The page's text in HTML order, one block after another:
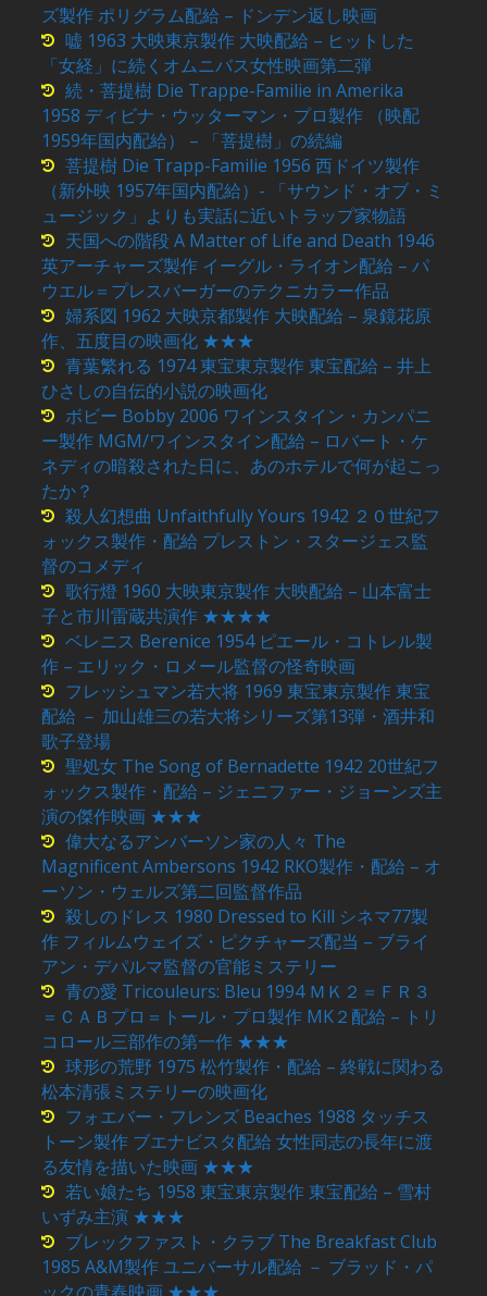
ズ製作 ポリグラム配給 – ドンデン返し映画
嘘 1963 大映東京製作 大映配給 – ヒットした
「女経」に続くオムニバス女性映画第二弾
続・菩提樹 Die Trappe-Familie in Amerika
1958 ディビナ・ウッターマン・プロ製作 （映配
1959年国内配給） – 「菩提樹」の続編
菩提樹 Die Trapp-Familie 1956 西ドイツ製作
（新外映 1957年国内配給）- 「サウンド・オブ・ミ
ュージック」よりも実話に近いトラップ家物語
天国への階段 A Matter of Life and Death 1946
英アーチャーズ製作 イーグル・ライオン配給 – パ
ウエル＝プレスバーガーのテクニカラー作品
婦系図 1962 大映京都製作 大映配給 – 泉鏡花原
作、五度目の映画化 ★★★
青葉繁れる 1974 東宝東京製作 東宝配給 – 井上
ひさしの自伝的小説の映画化
ボビー Bobby 2006 ワインスタイン・カンパニ
ー製作 MGM/ワインスタイン配給 – ロバート・ケ
ネディの暗殺された日に、あのホテルで何が起こっ
たか？
殺人幻想曲 Unfaithfully Yours 1942 ２０世紀フ
ォックス製作・配給 プレストン・スタージェス監
督のコメディ
歌行燈 1960 大映東京製作 大映配給 – 山本富士
子と市川雷蔵共演作 ★★★★
ベレニス Berenice 1954 ピエール・コトレル製
作 – エリック・ロメール監督の怪奇映画
フレッシュマン若大将 1969 東宝東京製作 東宝
配給 － 加山雄三の若大将シリーズ第13弾・酒井和
歌子登場
聖処女 The Song of Bernadette 1942 20世紀フ
ォックス製作・配給 – ジェニファー・ジョーンズ主
演の傑作映画 ★★★
偉大なるアンバーソン家の人々 The
Magnificent Ambersons 1942 RKO製作・配給 – オ
ーソン・ウェルズ第二回監督作品
殺しのドレス 1980 Dressed to Kill シネマ77製
作 フィルムウェイズ・ピクチャーズ配当 – ブライ
アン・デパルマ監督の官能ミステリー
青の愛 Tricouleurs: Bleu 1994 ＭＫ２＝ＦＲ３
＝ＣＡＢプロ＝トール・プロ製作 MK２配給 – トリ
コロール三部作の第一作 ★★★
球形の荒野 1975 松竹製作・配給 – 終戦に関わる
松本清張ミステリーの映画化
フォエバー・フレンズ Beaches 1988 タッチス
トーン製作 ブエナビスタ配給 女性同志の長年に渡
る友情を描いた映画 ★★★
若い娘たち 1958 東宝東京製作 東宝配給 – 雪村
いずみ主演 ★★★
ブレックファスト・クラブ The Breakfast Club
1985 A&M製作 ユニバーサル配給 － ブラッド・パ